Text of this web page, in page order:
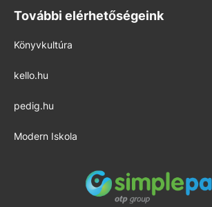
További elérhetőségeink
Könyvkultúra
kello.hu
pedig.hu
Modern Iskola